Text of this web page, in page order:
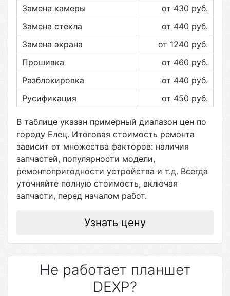
Замена камеры
от 430 руб.
Замена стекла
от 440 руб.
Замена экрана
от 1240 руб.
Прошивка
от 460 руб.
Разблокировка
от 440 руб.
Русификация
от 450 руб.
В таблице указан примерный диапазон цен по
городу Елец. Итоговая стоимость ремонта
зависит от множества факторов: наличия
запчастей, популярности модели,
ремонтопригодности устройства и т.д. Всегда
уточняйте полную стоимость, включая
запчасти, перед началом работ.
Узнать цену
Не работает планшет
DEXP?